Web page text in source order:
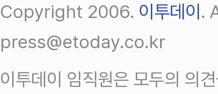
Copyright 2006. 이투데이 .
press@etoday.co.kr
이투데이 임직원은 모두의 의